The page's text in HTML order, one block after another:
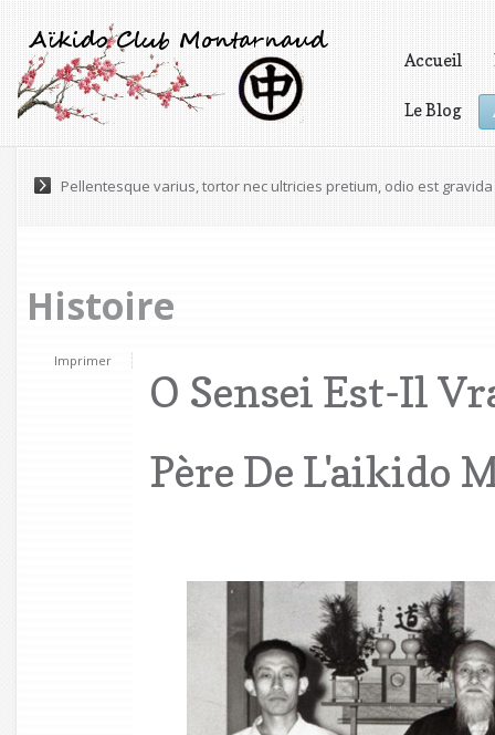
Accueil
Le Blog
Lorem ipsum dolor sit amet, consectetur adipiscing elit.
Histoire
Imprimer
O Sensei Est-Il
Père De L'aikido